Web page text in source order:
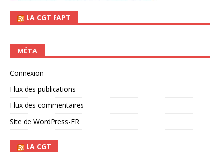
LA CGT FAPT
MÉTA
Connexion
Flux des publications
Flux des commentaires
Site de WordPress-FR
LA CGT